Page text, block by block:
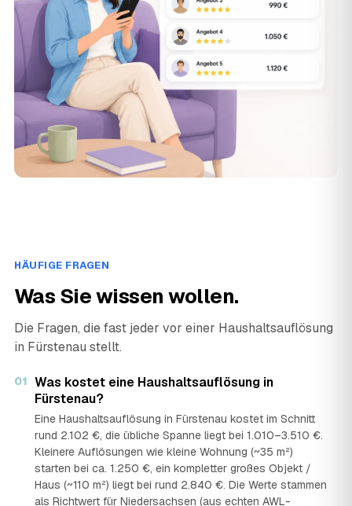
HÄUFIGE FRAGEN
Was Sie wissen wollen.
Die Fragen, die fast jeder vor einer Haushaltsauflösung
in Fürstenau stellt.
01 Was kostet eine Haushaltsauflösung in
Fürstenau?
Eine Haushaltsauflösung in Fürstenau kostet im Schnitt
rund 2.102 €, die übliche Spanne liegt bei 1.010–3.510 €.
Kleinere Auflösungen wie kleine Wohnung (~35 m²)
starten bei ca. 1.250 €, ein kompletter großes Objekt /
Haus (~110 m²) liegt bei rund 2.840 €. Die Werte stammen
als Richtwert für Niedersachsen (aus echten AWL-